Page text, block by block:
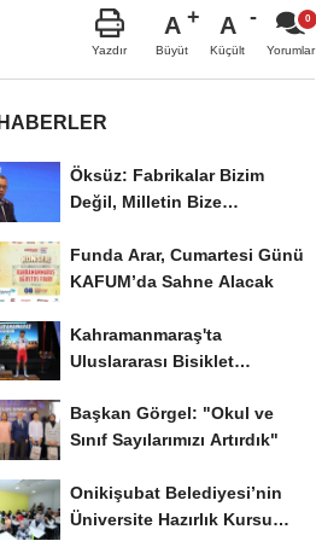
Yazdır
A
Büyüt
A
Küçült Yorumlar
Öksüz: Fabrikalar Bizim
Değil, Milletin Bize
Funda Arar, Cumartesi Günü
KAFUM’da Sahne Alacak
Kahramanmaraş'ta
Uluslararası Bisiklet
Başkan Görgel: "Okul ve
Sınıf Sayılarımızı Artırdık"
Onikişubat Belediyesi’nin
Üniversite Hazırlık Kursu